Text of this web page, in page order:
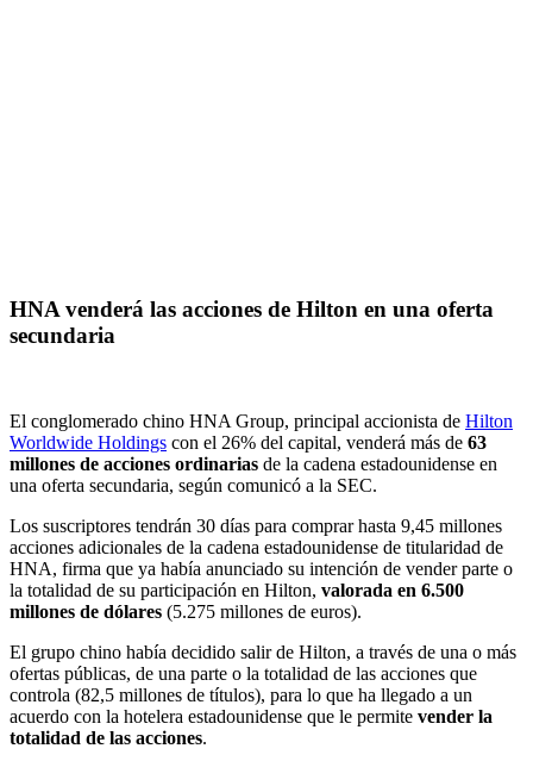
HNA venderá las acciones de Hilton en una oferta
secundaria
El conglomerado chino HNA Group, principal accionista de Hilton
Worldwide Holdings con el 26% del capital, venderá más de 63
millones de acciones ordinarias de la cadena estadounidense en
una oferta secundaria, según comunicó a la SEC.
Los suscriptores tendrán 30 días para comprar hasta 9,45 millones
acciones adicionales de la cadena estadounidense de titularidad de
HNA, firma que ya había anunciado su intención de vender parte o
la totalidad de su participación en Hilton, valorada en 6.500
millones de dólares (5.275 millones de euros).
El grupo chino había decidido salir de Hilton, a través de una o más
ofertas públicas, de una parte o la totalidad de las acciones que
controla (82,5 millones de títulos), para lo que ha llegado a un
acuerdo con la hotelera estadounidense que le permite vender la
totalidad de las acciones.